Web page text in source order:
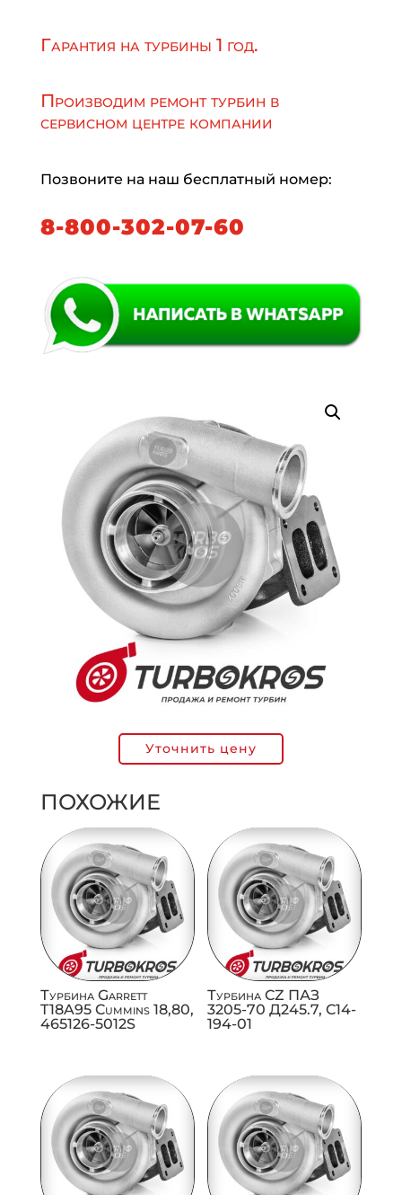
Гарантия на турбины 1 год.
Производим ремонт турбин в
сервисном центре компании
Позвоните на наш бесплатный номер:
8-800-302-07-60
Уточнить цену
ПОХОЖИЕ
Турбина Garrett
T18A95 Cummins 18,80,
465126-5012S
Турбина CZ ПАЗ
3205-70 Д245.7, C14-
194-01